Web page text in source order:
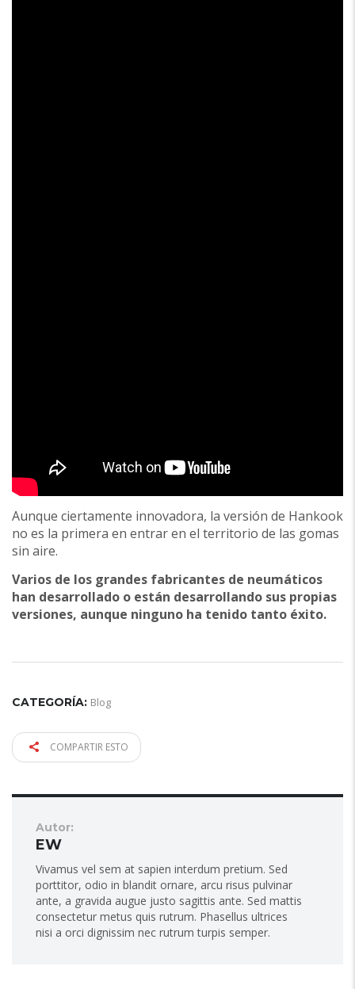
Aunque ciertamente innovadora, la versión de Hankook
no es la primera en entrar en el territorio de las gomas
sin aire.
Varios de los grandes fabricantes de neumáticos
han desarrollado o están desarrollando sus propias
versiones, aunque ninguno ha tenido tanto éxito.
CATEGORÍA: Blog
COMPARTIR ESTO
Autor:
EW
Vivamus vel sem at sapien interdum pretium. Sed
porttitor, odio in blandit ornare, arcu risus pulvinar
ante, a gravida augue justo sagittis ante. Sed mattis
consectetur metus quis rutrum. Phasellus ultrices
nisi a orci dignissim nec rutrum turpis semper.